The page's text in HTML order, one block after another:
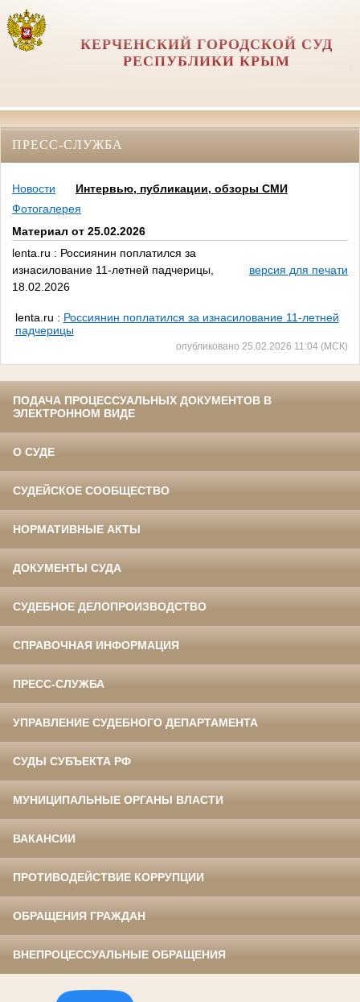
КЕРЧЕНСКИЙ ГОРОДСКОЙ СУД
РЕСПУБЛИКИ КРЫМ
ПРЕСС-СЛУЖБА
Новости
Интервью, публикации, обзоры СМИ
Фотогалерея
Материал от 25.02.2026
lenta.ru : Россиянин поплатился за
изнасилование 11-летней падчерицы,
18.02.2026
версия для печати
lenta.ru : Россиянин поплатился за изнасилование 11-летней
падчерицы
опубликовано 25.02.2026 11:04 (МСК)
ПОДАЧА ПРОЦЕССУАЛЬНЫХ ДОКУМЕНТОВ В
ЭЛЕКТРОННОМ ВИДЕ
О СУДЕ
СУДЕЙСКОЕ СООБЩЕСТВО
НОРМАТИВНЫЕ АКТЫ
ДОКУМЕНТЫ СУДА
СУДЕБНОЕ ДЕЛОПРОИЗВОДСТВО
СПРАВОЧНАЯ ИНФОРМАЦИЯ
ПРЕСС-СЛУЖБА
УПРАВЛЕНИЕ СУДЕБНОГО ДЕПАРТАМЕНТА
СУДЫ СУБЪЕКТА РФ
МУНИЦИПАЛЬНЫЕ ОРГАНЫ ВЛАСТИ
ВАКАНСИИ
ПРОТИВОДЕЙСТВИЕ КОРРУПЦИИ
ОБРАЩЕНИЯ ГРАЖДАН
ВНЕПРОЦЕССУАЛЬНЫЕ ОБРАЩЕНИЯ